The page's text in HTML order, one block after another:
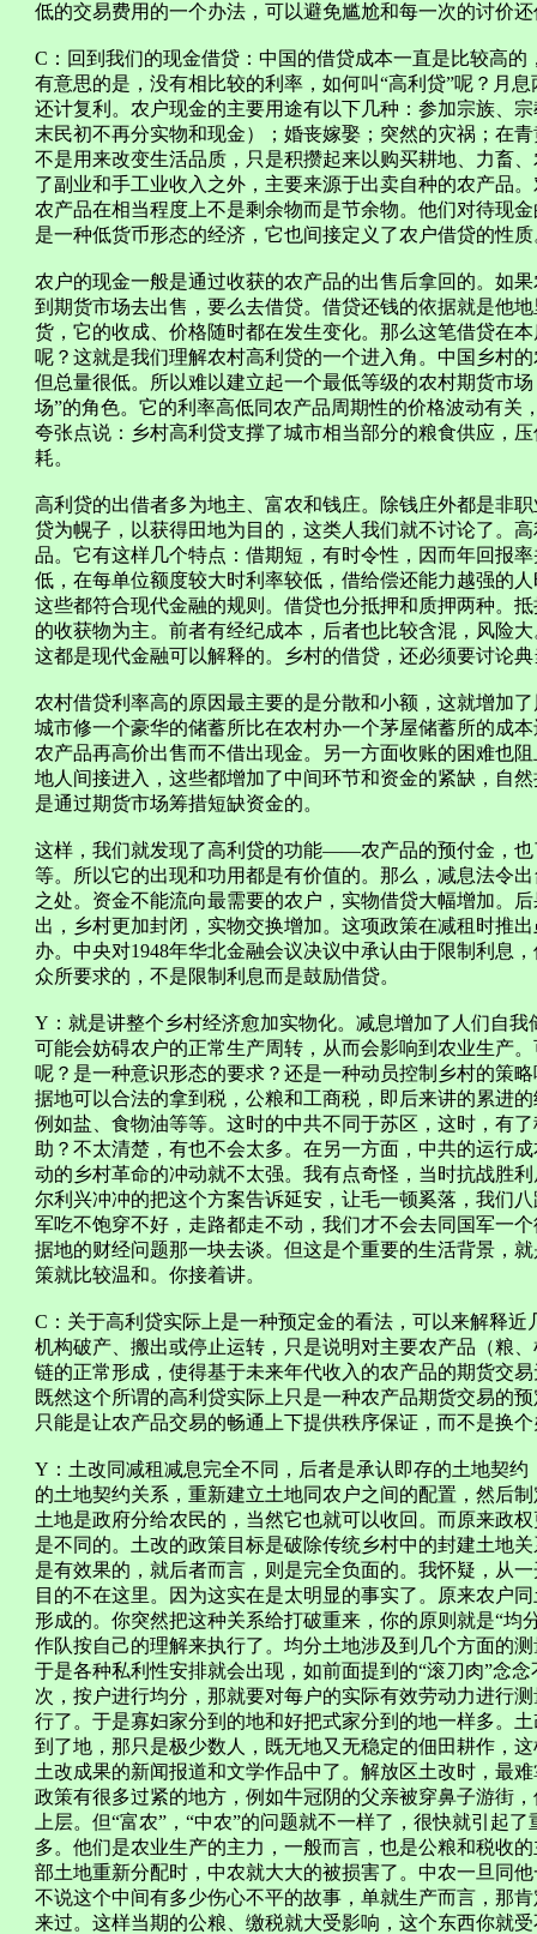
低的交易费用的一个办法，可以避免尴尬和每一次的讨价
C：回到我们的现金借贷：中国的借贷成本一直是比较高
有意思的是，没有相比较的利率，如何叫“高利贷”呢？月
还计复利。农户现金的主要用途有以下几种：参加宗族、
末民初不再分实物和现金）；婚丧嫁娶；突然的灾祸；在
不是用来改变生活品质，只是积攒起来以购买耕地、力畜
了副业和手工业收入之外，主要来源于出卖自种的农产品
农产品在相当程度上不是剩余物而是节余物。他们对待现
是一种低货币形态的经济，它也间接定义了农户借贷的性质
农户的现金一般是通过收获的农产品的出售后拿回的。如
到期货市场去出售，要么去借贷。借贷还钱的依据就是他
货，它的收成、价格随时都在发生变化。那么这笔借贷在
呢？这就是我们理解农村高利贷的一个进入角。中国乡村
但总量很低。所以难以建立起一个最低等级的农村期货市
场”的角色。它的利率高低同农产品周期性的价格波动有关
夸张点说：乡村高利贷支撑了城市相当部分的粮食供应，
耗。
高利贷的出借者多为地主、富农和钱庄。除钱庄外都是非
贷为幌子，以获得田地为目的，这类人我们就不讨论了。
品。它有这样几个特点：借期短，有时令性，因而年回报
低，在每单位额度较大时利率较低，借给偿还能力越强的
这些都符合现代金融的规则。借贷也分抵押和质押两种。
的收获物为主。前者有经纪成本，后者也比较含混，风险
这都是现代金融可以解释的。乡村的借贷，还必须要讨论
农村借贷利率高的原因最主要的是分散和小额，这就增加
城市修一个豪华的储蓄所比在农村办一个茅屋储蓄所的成
农产品再高价出售而不借出现金。另一方面收账的困难也
地人间接进入，这些都增加了中间环节和资金的紧缺，自
是通过期货市场筹措短缺资金的。
这样，我们就发现了高利贷的功能——农产品的预付金，
等。所以它的出现和功用都是有价值的。那么，减息法令
之处。资金不能流向最需要的农户，实物借贷大幅增加。
出，乡村更加封闭，实物交换增加。这项政策在减租时推
办。中央对1948年华北金融会议决议中承认由于限制利息
众所要求的，不是限制利息而是鼓励借贷。
Y：就是讲整个乡村经济愈加实物化。减息增加了人们自
可能会妨碍农户的正常生产周转，从而会影响到农业生产
呢？是一种意识形态的要求？还是一种动员控制乡村的策
据地可以合法的拿到税，公粮和工商税，即后来讲的累进
例如盐、食物油等等。这时的中共不同于苏区，这时，有
助？不太清楚，有也不会太多。在另一方面，中共的运行
动的乡村革命的冲动就不太强。我有点奇怪，当时抗战胜
尔利兴冲冲的把这个方案告诉延安，让毛一顿奚落，我们
军吃不饱穿不好，走路都走不动，我们才不会去同国军一
据地的财经问题那一块去谈。但这是个重要的生活背景，
策就比较温和。你接着讲。
C：关于高利贷实际上是一种预定金的看法，可以来解释
机构破产、搬出或停止运转，只是说明对主要农产品（粮
链的正常形成，使得基于未来年代收入的农产品的期货交
既然这个所谓的高利贷实际上只是一种农产品期货交易的
只能是让农产品交易的畅通上下提供秩序保证，而不是换
Y：土改同减租减息完全不同，后者是承认即存的土地契
的土地契约关系，重新建立土地同农户之间的配置，然后
土地是政府分给农民的，当然它也就可以收回。而原来政
是不同的。土改的政策目标是破除传统乡村中的封建土地
是有效果的，就后者而言，则是完全负面的。我怀疑，从
目的不在这里。因为这实在是太明显的事实了。原来农户
形成的。你突然把这种关系给打破重来，你的原则就是“均
作队按自己的理解来执行了。均分土地涉及到几个方面的
于是各种私利性安排就会出现，如前面提到的“滚刀肉”念
次，按户进行均分，那就要对每户的实际有效劳动力进行
行了。于是寡妇家分到的地和好把式家分到的地一样多。
到了地，那只是极少数人，既无地又无稳定的佃田耕作，
土改成果的新闻报道和文学作品中了。解放区土改时，最
政策有很多过紧的地方，例如牛冠阴的父亲被穿鼻子游街
上层。但“富农”，“中农”的问题就不一样了，很快就引起
多。他们是农业生产的主力，一般而言，也是公粮和税收
部土地重新分配时，中农就大大的被损害了。中农一旦同
不说这个中间有多少伤心不平的故事，单就生产而言，那
来过。这样当期的公粮、缴税就大受影响，这个东西你就